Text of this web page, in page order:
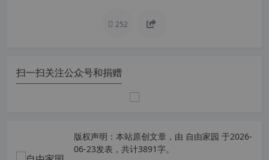
252
扫一扫关注公众号和捐赠
版权声明： 本站原创文章，由 自由家园 于2026-
06-23发表，共计3891字。